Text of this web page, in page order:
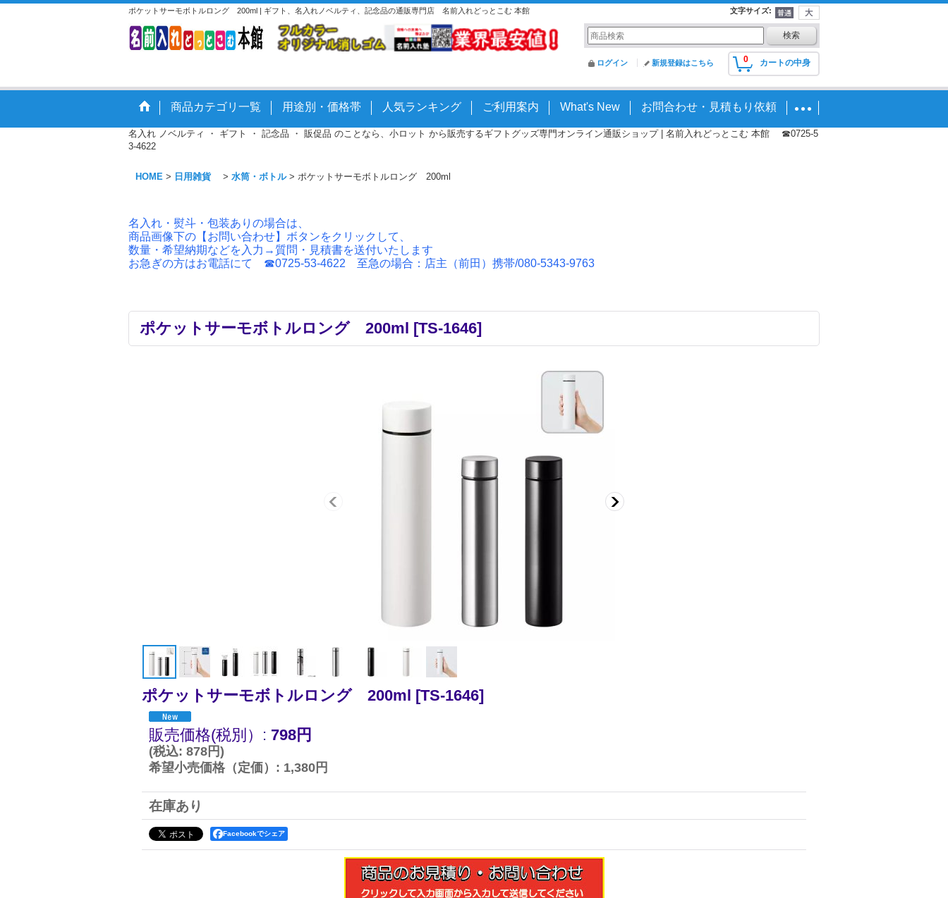
ポケットサーモボトルロング 200ml | ギフト、名入れノベルティ、記念品の通販専門店 名前入れどっとこむ 本館 文字サイズ:
0 カートの中身
ログイン 新規登録はこちら
商品カテゴリ一覧 用途別・価格帯 人気ランキング ご利用案内 What's New お問合わせ・見積もり依頼
名入れ ノベルティ ・ ギフト ・ 記念品 ・ 販促品 のことなら、小ロット から販売するギフトグッズ専門オンライン通販ショップ | 名前入れどっとこむ 本館 ☎0725-5
3-4622
HOME > 日用雑貨 > 水筒・ボトル > ポケットサーモボトルロング 200ml
名入れ・熨斗・包装ありの場合は、
商品画像下の【お問い合わせ】ボタンをクリックして、
数量・希望納期などを入力→質問・見積書を送付いたします
お急ぎの方はお電話にて ☎0725-53-4622 至急の場合：店主（前田）携帯/080-5343-9763
ポケットサーモボトルロング 200ml [TS-1646]
ポケットサーモボトルロング 200ml [TS-1646]
販売価格(税別） : 798円
(税込: 878円)
希望小売価格（定価） : 1,380円
在庫あり
Facebookでシェア